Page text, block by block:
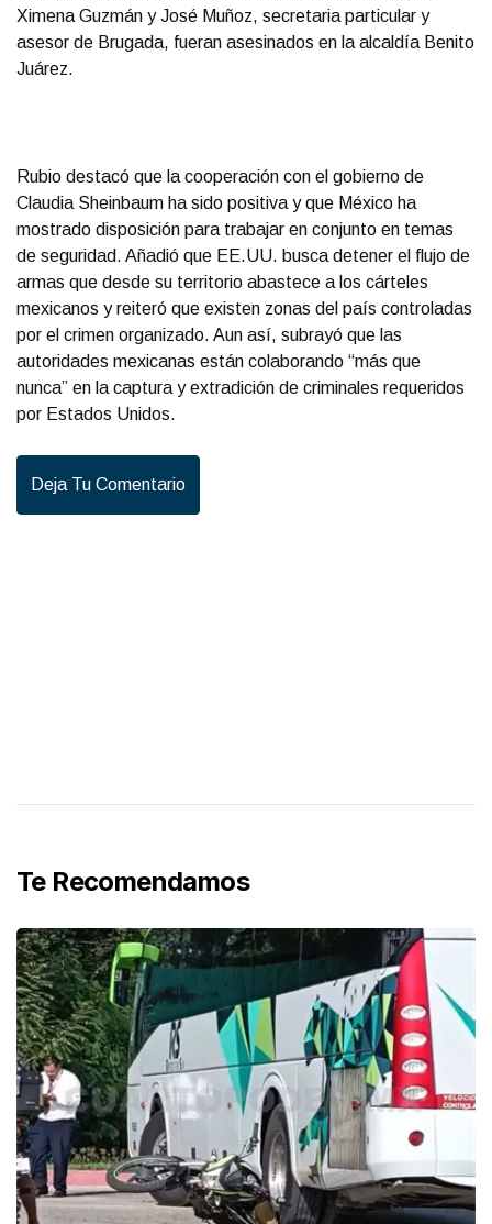
Ximena Guzmán y José Muñoz, secretaria particular y
asesor de Brugada, fueran asesinados en la alcaldía Benito
Juárez.
Rubio destacó que la cooperación con el gobierno de
Claudia Sheinbaum ha sido positiva y que México ha
mostrado disposición para trabajar en conjunto en temas
de seguridad. Añadió que EE.UU. busca detener el flujo de
armas que desde su territorio abastece a los cárteles
mexicanos y reiteró que existen zonas del país controladas
por el crimen organizado. Aun así, subrayó que las
autoridades mexicanas están colaborando “más que
nunca” en la captura y extradición de criminales requeridos
por Estados Unidos.
Deja Tu Comentario
Te Recomendamos